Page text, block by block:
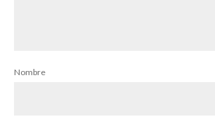
Nombre